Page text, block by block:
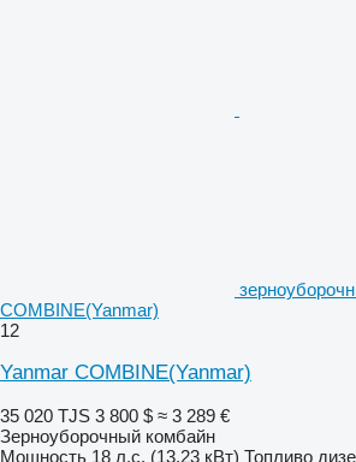
COMBINE(Yanmar)
12
Yanmar COMBINE(Yanmar)
35 020 TJS 3 800 $ ≈ 3 289 €
Зерноуборочный комбайн
Мощность 18 л.с. (13.23 кВт) Топливо